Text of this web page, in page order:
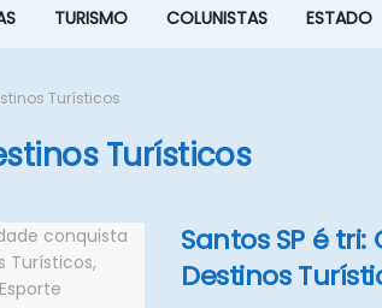
TURISMO COLUNISTAS ESTADO
Turísticos
Turísticos
Santos SP é
Destinos